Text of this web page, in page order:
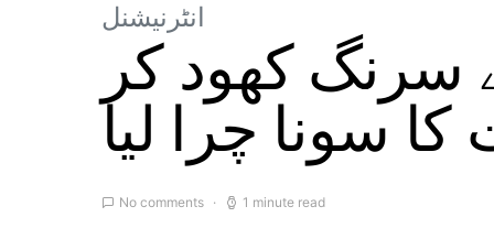
انٹرنیشنل
سرنگ کھود کر
سونا چرا لیا
No comments 1 minute read